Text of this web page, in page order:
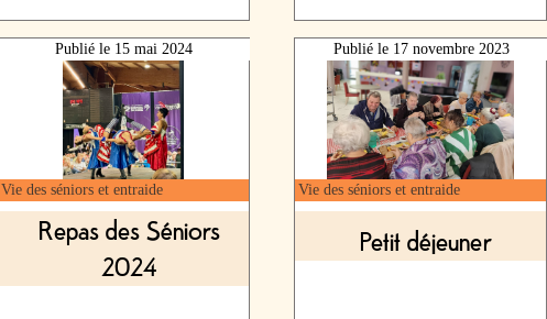
Vie des séniors et entraide
Repas des Séniors
2024
Publié le 15 mai 2024
Vie des séniors et entraide
Petit déjeuner
Publié le 17 novembre 2023